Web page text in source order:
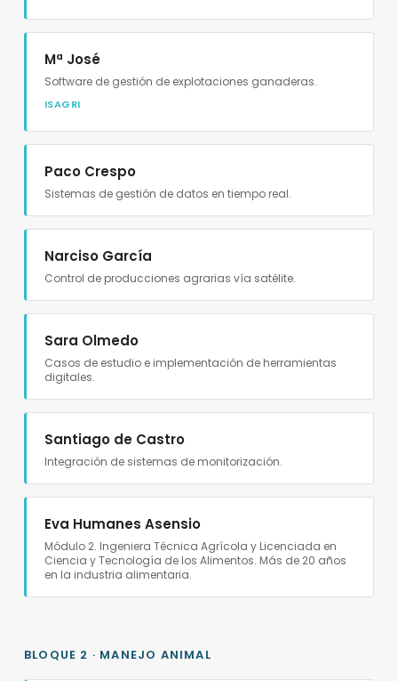
Mª José
Software de gestión de explotaciones ganaderas.
ISAGRI
Paco Crespo
Sistemas de gestión de datos en tiempo real.
Narciso García
Control de producciones agrarias vía satélite.
Sara Olmedo
Casos de estudio e implementación de herramientas
digitales.
Santiago de Castro
Integración de sistemas de monitorización.
Eva Humanes Asensio
Módulo 2. Ingeniera Técnica Agrícola y Licenciada en
Ciencia y Tecnología de los Alimentos. Más de 20 años
en la industria alimentaria.
BLOQUE 2 · MANEJO ANIMAL